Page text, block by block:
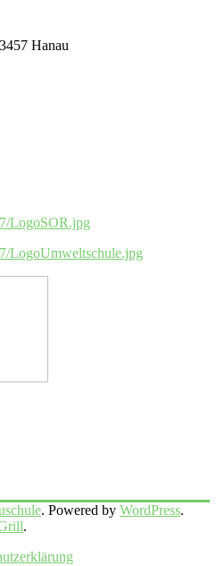
Hanau
. Powered by WordPress.
.